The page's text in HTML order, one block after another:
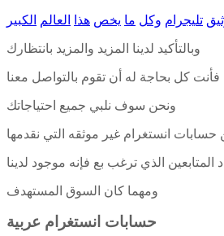
تليجرام وكل ما يخص هذا العالم الكبير
وبالتأكيد لدينا المزيد والمزيد بانتظارك
فأنت كل بحاجة له أن تقوم بالتواصل معنا
ونحن سوف نلبي جميع احتياجاتك
حسابات انستغرام غير موثقه التي نقدمها
المتابعين الذي ترغب بع فإنه موجود لدينا
ومهما كان السوق المستهدف
حسابات انستغرام عربية